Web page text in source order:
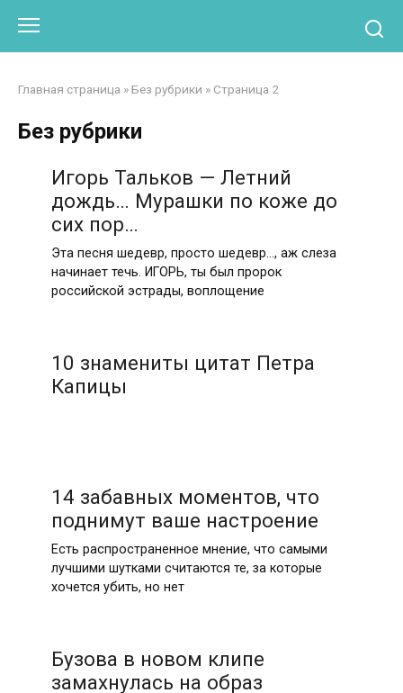
контенту
Главная страница »Без рубрики » Страница 2
Без рубрики
Игорь Тальков — Летний
дождь… Мурашки по коже до
сих пор…
Эта песня шедевр, просто шедевр…, аж слеза
начинает течь. ИГОРЬ, ты был пророк
российской эстрады, воплощение
10 знамениты цитат Петра
Капицы
14 забавных моментов, что
поднимут ваше настроение
Есть распространенное мнение, что самыми
лучшими шутками считаются те, за которые
хочется убить, но нет
Бузова в новом клипе
замахнулась на образ